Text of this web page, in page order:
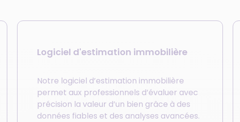
Logiciel d'estimation immobilière
Notre logiciel d’estimation immobilière
permet aux professionnels d’évaluer avec
précision la valeur d’un bien grâce à des
données fiables et des analyses avancées.